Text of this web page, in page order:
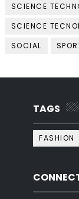
SCIENCE
SCIENCE
SOCIAL
TAGS
FASHION